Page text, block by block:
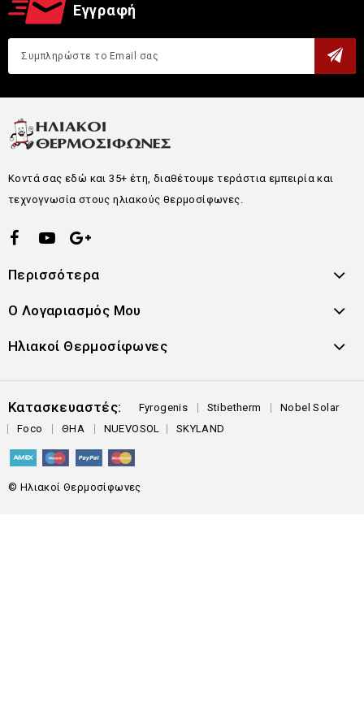
Εγγραφή
Κοντά σας εδώ και 35+ έτη, διαθέτουμε τεράστια εμπειρία και
τεχνογνωσία στους ηλιακούς θερμοσίφωνες.
Περισσότερα
Ο Λογαριασμός Μου
Ηλιακοί Θερμοσίφωνες
Κατασκευαστές: Fyrogenis Stibetherm
Nobel Solar
Foco
ΘΗΑ NUEVOSOL SKYLAND
© Ηλιακοί Θερμοσίφωνες